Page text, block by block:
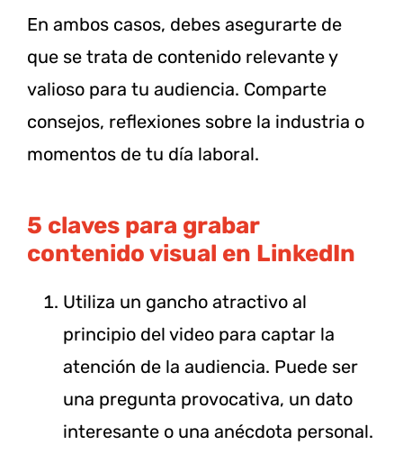
En ambos casos, debes asegurarte de
que se trata de contenido relevante y
valioso para tu audiencia. Comparte
consejos, reflexiones sobre la industria o
momentos de tu día laboral.
5 claves para grabar
contenido visual en LinkedIn
Utiliza un gancho atractivo al
principio del video para captar la
atención de la audiencia. Puede ser
una pregunta provocativa, un dato
interesante o una anécdota personal.